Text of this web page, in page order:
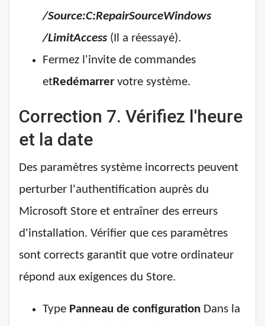
/Source:C:RepairSourceWindows
/LimitAccess (Il a réessayé).
Fermez l'invite de commandes
etRedémarrer votre système.
Correction 7. Vérifiez l'heure
et la date
Des paramètres système incorrects peuvent
perturber l'authentification auprès du
Microsoft Store et entraîner des erreurs
d'installation. Vérifier que ces paramètres
sont corrects garantit que votre ordinateur
répond aux exigences du Store.
Type Panneau de configuration Dans la